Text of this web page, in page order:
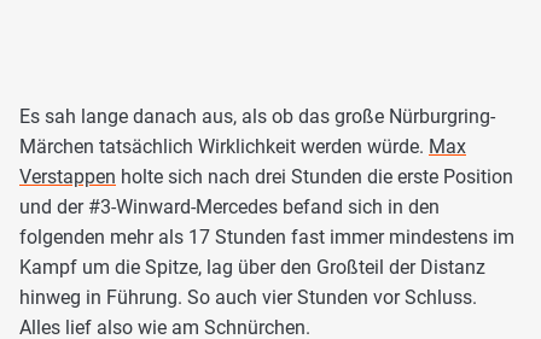
Es sah lange danach aus, als ob das große Nürburgring-
Märchen tatsächlich Wirklichkeit werden würde. Max
Verstappen holte sich nach drei Stunden die erste Position
und der #3-Winward-Mercedes befand sich in den
folgenden mehr als 17 Stunden fast immer mindestens im
Kampf um die Spitze, lag über den Großteil der Distanz
hinweg in Führung. So auch vier Stunden vor Schluss.
Alles lief also wie am Schnürchen.